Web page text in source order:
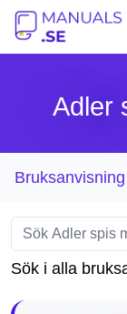
Adler
Bruksanvisning
Sök i alla